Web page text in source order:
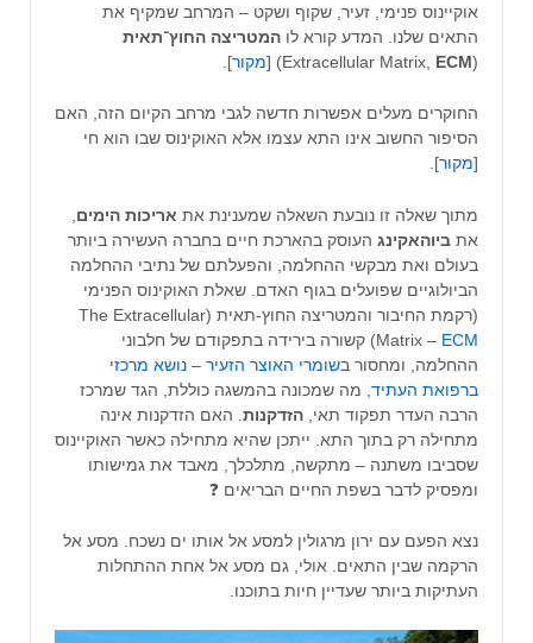
אוקיינוס פנימי, זעיר, שקוף ושקט – המרחב שמקיף את
התאים שלנו. המדע קורא לו המטריצה החוץ־תאית
(Extracellular Matrix,
ECM
) [מקור].
החוקרים מעלים אפשרות חדשה לגבי מרחב הקיום הזה, האם
הסיפור החשוב אינו התא עצמו אלא האוקינוס שבו הוא חי
[מקור].
מתוך שאלה זו נובעת השאלה שמענינת את אריכות הימים
את ביוהאקינג העוסק בהארכת חיים בחברה העשירה ביותר
בעולם ואת מבקשי ההחלמה, והפעלתם של נתיבי ההחלמה
הביולוגיים שפועלים בגוף האדם. שאלת האוקינוס הפנימי
(רקמת החיבור והמטריצה החוץ-תאית (The Extracellular
Matrix – ECM
) קשורה בירידה בתפקודם של חלבוני
ההחלמה, ומחסור בשומרי האוצר הזעיר – נושא מרכזי
ברפואת העתיד , מה שמכונה בהמשגה כוללת, הגד שמרכז
הרבה העדר תפקוד תאי, הזדקנות . האם הזדקנות אינה
מתחילה רק בתוך התא. ייתכן שהיא מתחילה כאשר האוקיינוס
שסביבו משתנה – מתקשה, מתלכלך, מאבד את גמישותו
ומפסיק לדבר בשפת החיים הבריאים ❓
נצא הפעם עם ירון מרגולין למסע אל אותו ים נשכח. מסע אל
הרקמה שבין התאים. אולי, גם מסע אל אחת ההתחלות
העתיקות ביותר שעדיין חיות בתוכנו.